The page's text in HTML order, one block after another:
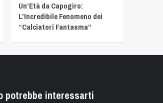
Un’Età da Capogiro:
L’Incredibile Fenomeno dei
“Calciatori Fantasma”
potrebbe interessarti